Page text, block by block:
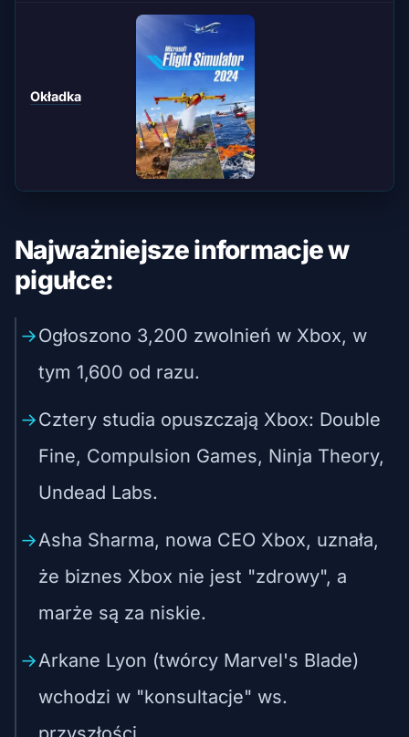
Okładka
Najważniejsze informacje w
pigułce:
Ogłoszono 3,200 zwolnień w Xbox, w
tym 1,600 od razu.
Cztery studia opuszczają Xbox: Double
Fine, Compulsion Games, Ninja Theory,
Undead Labs.
Asha Sharma, nowa CEO Xbox, uznała,
że biznes Xbox nie jest "zdrowy", a
marże są za niskie.
Arkane Lyon (twórcy Marvel's Blade)
wchodzi w "konsultacje" ws.